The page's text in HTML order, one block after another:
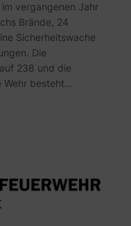
vergangenen Jahr
Brände, 24
Sicherheitswache
Die
238 und die
Wehr besteht…